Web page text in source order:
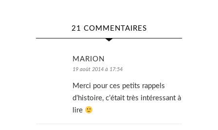
21 COMMENTAIRES
MARION
19 août 2014 à 17:54
Merci pour ces petits rappels
d’histoire, c’était très intéressant à
lire